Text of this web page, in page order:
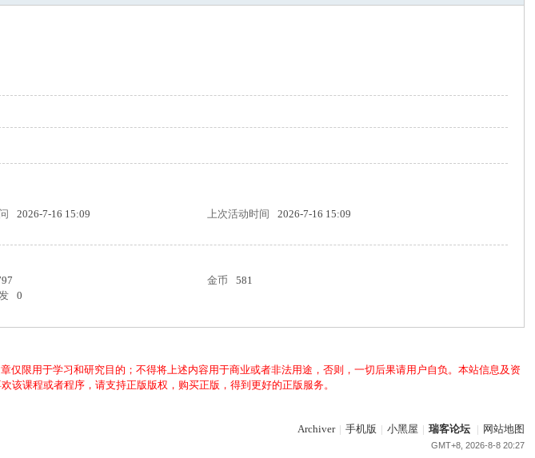
2026-7-16 15:09 上次活动时间
2026-7-16 15:09
金币
581
0
限用于学习和研究目的；不得将上述内容用于商业或者非法用途，否则，一切后果请用户自负。本站信息及资
课程或者程序，请支持正版版权，购买正版，得到更好的正版服务。
Archiver | 手机版 | 小黑屋 | 瑞客论坛 | 网站地图
GMT+8, 2026-8-8 20:27